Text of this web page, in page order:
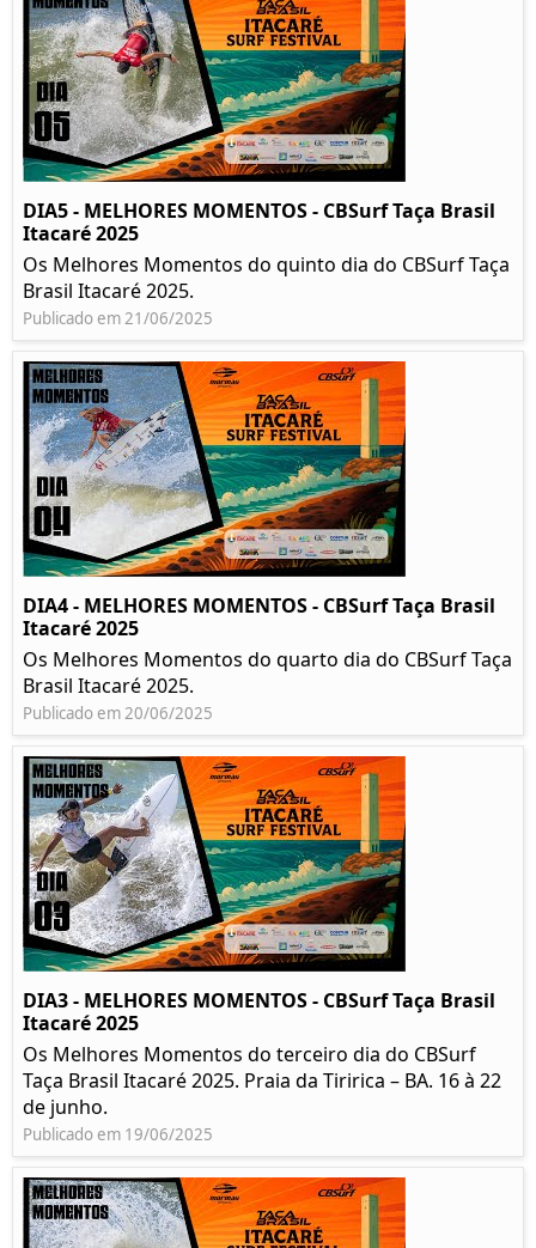
DIA5 - MELHORES MOMENTOS - CBSurf Taça Brasil
Itacaré 2025
Os Melhores Momentos do quinto dia do CBSurf Taça
Brasil Itacaré 2025.
Publicado em 21/06/2025
DIA4 - MELHORES MOMENTOS - CBSurf Taça Brasil
Itacaré 2025
Os Melhores Momentos do quarto dia do CBSurf Taça
Brasil Itacaré 2025.
Publicado em 20/06/2025
DIA3 - MELHORES MOMENTOS - CBSurf Taça Brasil
Itacaré 2025
Os Melhores Momentos do terceiro dia do CBSurf
Taça Brasil Itacaré 2025. Praia da Tiririca – BA. 16 à 22
de junho.
Publicado em 19/06/2025